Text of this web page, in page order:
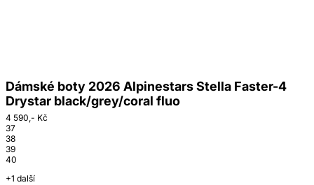
Dámské boty 2026 Alpinestars Stella Faster-4
Drystar black/grey/coral fluo
4 590,- Kč
37
38
39
40
+1 další